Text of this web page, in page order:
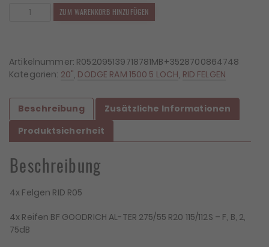
9x20
ET18
+
4x
Reifen
BF
KO2
275/55/20
ZUM WARENKORB HINZUFÜGEN
Artikelnummer: R052095139718781MB+3528700864748
Kategorien: 20", DODGE RAM 1500 5 LOCH, RID FELGEN
Beschreibung
Zusätzliche Informationen
Produktsicherheit
Beschreibung
4x Felgen RID R05
4x Reifen BF GOODRICH AL-TER 275/55 R20 115/112S – F, B, 2,
75dB